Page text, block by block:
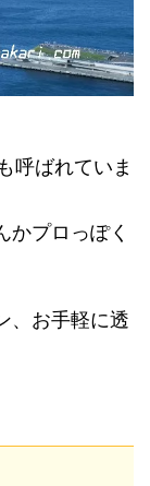
呼ばれていま
かプロっぽく
、お手軽に透